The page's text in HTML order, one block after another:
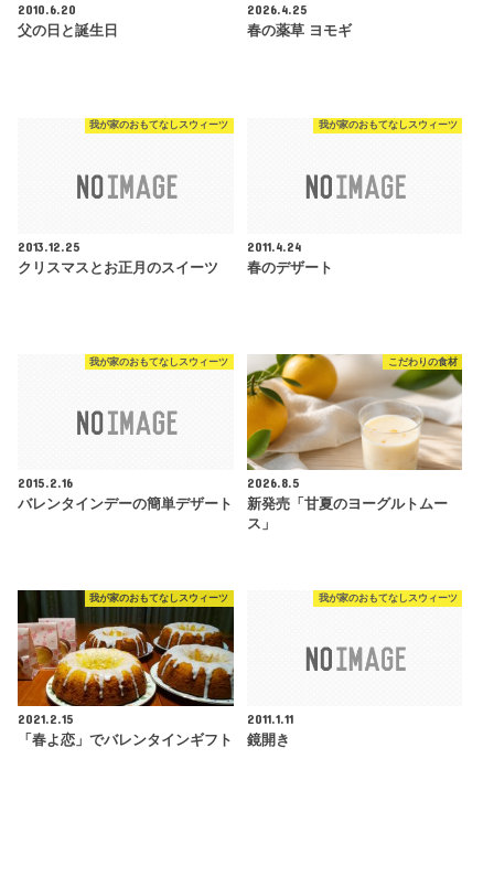
2010.6.20
父の日と誕生日
2026.4.25
春の薬草 ヨモギ
我が家のおもてなしスウィーツ
2013.12.25
クリスマスとお正月のスイーツ
我が家のおもてなしスウィーツ
2011.4.24
春のデザート
我が家のおもてなしスウィーツ
2015.2.16
バレンタインデーの簡単デザート
こだわりの食材
2026.8.5
新発売「甘夏のヨーグルトムー
ス」
我が家のおもてなしスウィーツ
2021.2.15
「春よ恋」でバレンタインギフト
我が家のおもてなしスウィーツ
2011.1.11
鏡開き